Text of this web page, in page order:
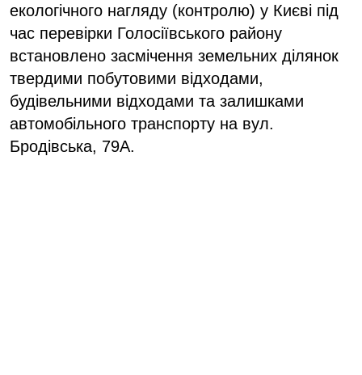
екологічного нагляду (контролю) у Києві під
час перевірки Голосіївського району
встановлено засмічення земельних ділянок
твердими побутовими відходами,
будівельними відходами та залишками
автомобільного транспорту на вул.
Бродівська, 79А.